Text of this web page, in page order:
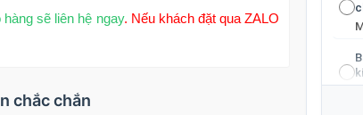
sẽ liên hệ ngay. Nếu khách đặt qua ZALO
chắc chắn